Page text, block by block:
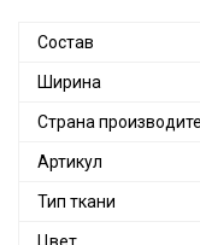
Состав
Ширина
Страна
Артикул
Тип ткани